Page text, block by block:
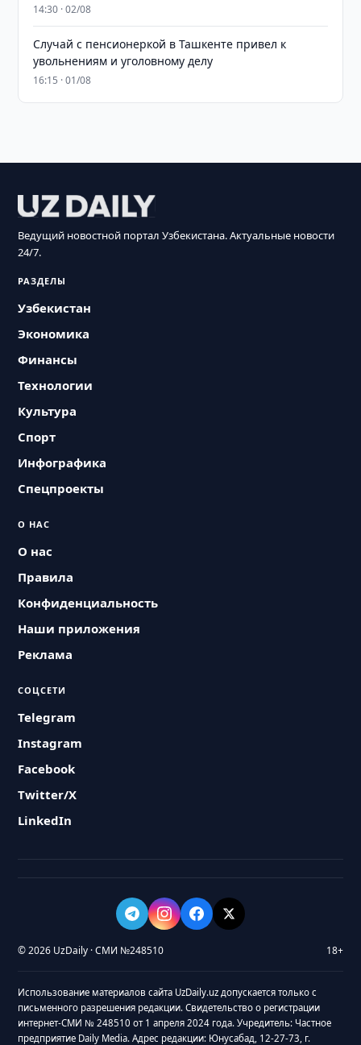
14:30 · 02/08
Случай с пенсионеркой в Ташкенте привел к
увольнениям и уголовному делу
16:15 · 01/08
Ведущий новостной портал Узбекистана. Актуальные новости
24/7.
РАЗДЕЛЫ
Узбекистан
Экономика
Финансы
Технологии
Культура
Спорт
Инфографика
Спецпроекты
О НАС
О нас
Правила
Конфиденциальность
Наши приложения
Реклама
СОЦСЕТИ
Telegram
Instagram
Facebook
Twitter/X
LinkedIn
© 2026 UzDaily · СМИ №248510 18+
Использование материалов сайта UzDaily.uz допускается только с
письменного разрешения редакции. Свидетельство о регистрации
интернет-СМИ № 248510 от 1 апреля 2024 года. Учредитель: Частное
предприятие Daily Media. Адрес редакции: Юнусабад, 12-27-73, г.